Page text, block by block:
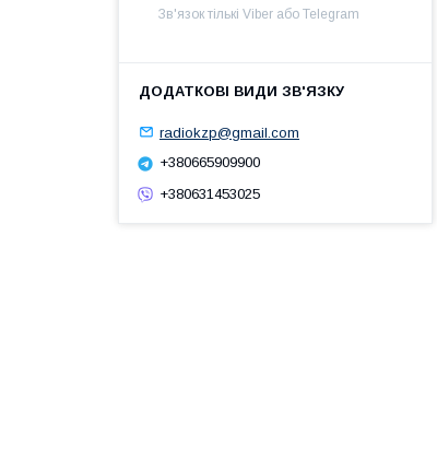
Зв'язок тількі Viber або Telegram
radiokzp@gmail.com
+380665909900
+380631453025